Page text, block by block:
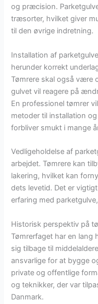
og præcision.
træsorter, hvilket giver
til den øvrige indretning.
Installation af
herunder korrekt
Tømrere skal også være
gulvet vil reagere på
En professionel tømrer
metoder til installation
forbliver smukt i mange
Vedligeholdelse af
arbejdet. Tømrere kan
lakering, hvilket kan
dets levetid. Det er
erfaring med
Historisk perspektiv på
Tømrerfaget har en lang
sig tilbage til
ansvarlige for at bygge
private og offentlige
og teknikker, der var
Danmark.